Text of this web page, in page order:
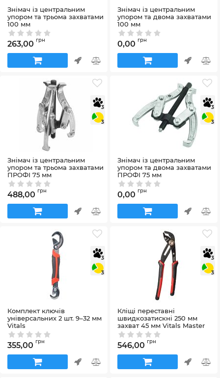
Знімач із центральним
упором та трьома захватами
100 мм
Артикул:65011
263,00 грн
Знімач із центральним
упором та двома захватами
100 мм
Артикул:65001
0,00 грн
3
3
Знімач із центральним
упором та трьома захватами
ПРОФІ 75 мм
Артикул:65030
488,00 грн
3
3
Знімач із центральним
упором та двома захватами
ПРОФІ 75 мм
Артикул:65020
0,00 грн
3
3
Комплект ключів
універсальних 2 шт. 9–32 мм
Vitals
Артикул:181770
355,00 грн
3
3
Кліщі переставні
швидкозатискні 250 мм
захват 45 мм Vitals Master
Артикул:181755
546,00 грн